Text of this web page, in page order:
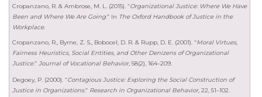
Cropanzano, R. & Ambrose, M. L. (2015). “Organizational Justice: Where We Have
Been and Where We Are Going.” In The Oxford Handbook of Justice in the
Workplace.
Cropanzano, R., Byrne, Z. S., Bobocel, D. R. & Rupp, D. E. (2001). “Moral Virtues,
Fairness Heuristics, Social Entities, and Other Denizens of Organizational
Justice.” Journal of Vocational Behavior, 58(2), 164–209.
Degoey, P. (2000). “Contagious Justice: Exploring the Social Construction of
Justice in Organizations.” Research in Organizational Behavior, 22, 51–102.